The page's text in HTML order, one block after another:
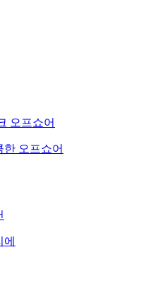
오프쇼어
한 오프쇼어